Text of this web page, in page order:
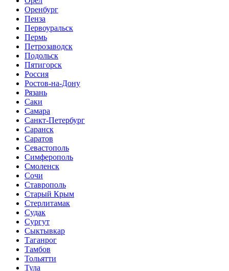
Оренбург
Пенза
Первоуральск
Пермь
Петрозаводск
Подольск
Пятигорск
Россия
Ростов-на-Дону
Рязань
Саки
Самара
Санкт-Петербург
Саранск
Саратов
Севастополь
Симферополь
Смоленск
Сочи
Ставрополь
Старый Крым
Стерлитамак
Судак
Сургут
Сыктывкар
Таганрог
Тамбов
Тольятти
Тула